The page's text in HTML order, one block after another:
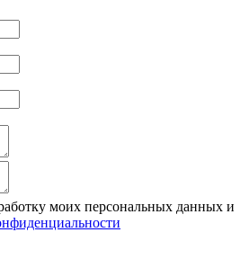
моих персональных данных и